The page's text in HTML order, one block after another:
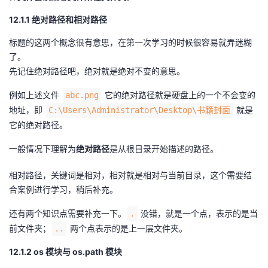
12.1.1 绝对路径和相对路径
标题的这两个概念很有意思，在第一次学习的时候很容易就弄迷糊
了。
先记住绝对路径吧，绝对就是绝对不变的意思。
例如上述文件 abc.png
它的绝对路径就是硬盘上的一个不会变的
地址，即
C:\Users\Administrator\Desktop\书籍封面
就是
它的绝对路径。
一般情况下理解为绝对路径是从根目录开始描述的路径。
相对路径，关键词是相对，相对就是相对与当前目录，这个需要结
合案例进行学习，稍后补充。
还有两个知识点需要补充一下。 .
没错，就是一个点，表示的是当
前文件夹；
.. 两个点表示的是上一层文件夹。
12.1.2 os 模块与 os.path 模块